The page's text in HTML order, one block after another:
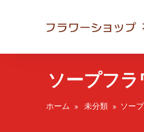
ツ
ソープフラ
ホーム 未分類 ソー